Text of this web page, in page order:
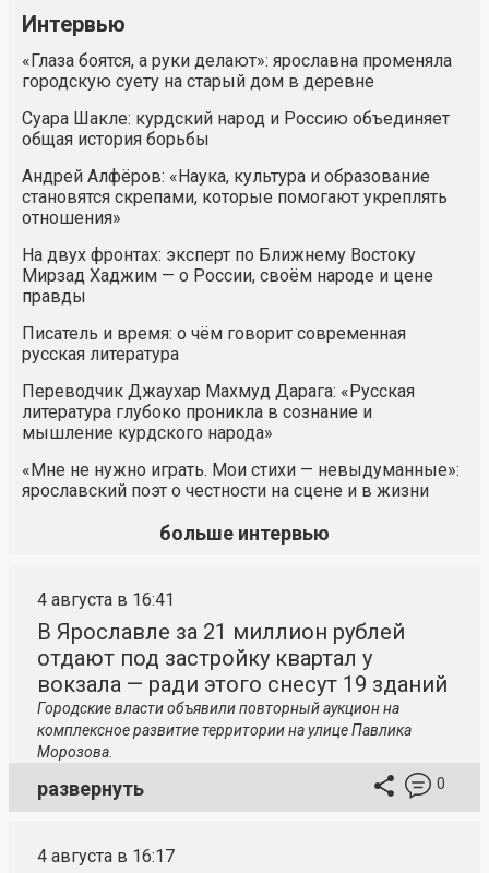
Интервью
«Глаза боятся, а руки делают»: ярославна променяла
городскую суету на старый дом в деревне
Суара Шакле: курдский народ и Россию объединяет
общая история борьбы
Андрей Алфёров: «Наука, культура и образование
становятся скрепами, которые помогают укреплять
отношения»
На двух фронтах: эксперт по Ближнему Востоку
Мирзад Хаджим — о России, своём народе и цене
правды
Писатель и время: о чём говорит современная
русская литература
Переводчик Джаухар Махмуд Дарага: «Русская
литература глубоко проникла в сознание и
мышление курдского народа»
«Мне не нужно играть. Мои стихи — невыдуманные»:
ярославский поэт о честности на сцене и в жизни
больше интервью
4 августа в 16:41
В Ярославле за 21 миллион рублей
отдают под застройку квартал у
вокзала — ради этого снесут 19 зданий
Городские власти объявили повторный аукцион на
комплексное развитие территории на улице Павлика
Морозова.
развернуть 0
4 августа в 16:17